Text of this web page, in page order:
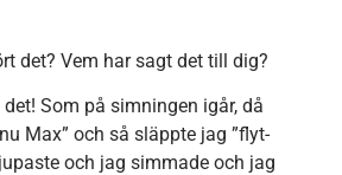
det? Vem har sagt det till dig?
Som på simningen igår, då
Max” och så släppte jag ”flyt-
och jag simmade och jag